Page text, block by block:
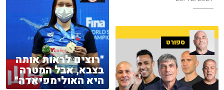
"רוצים לראות אותה
בצבא, אבל המטרה
היא האולימפיאדה"
ספורט